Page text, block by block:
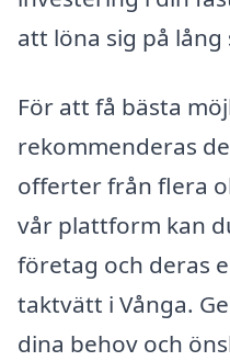
att löna sig på lång
För att få bästa
rekommenderas
offerter från flera
vår plattform kan
företag och deras
taktvätt i Vånga.
dina behov och